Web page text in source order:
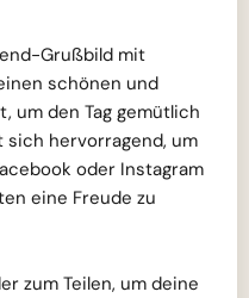
Grußbild mit
schönen und
um den Tag gemütlich
sich hervorragend, um
oder Instagram
eine Freude zu
zum Teilen, um deine